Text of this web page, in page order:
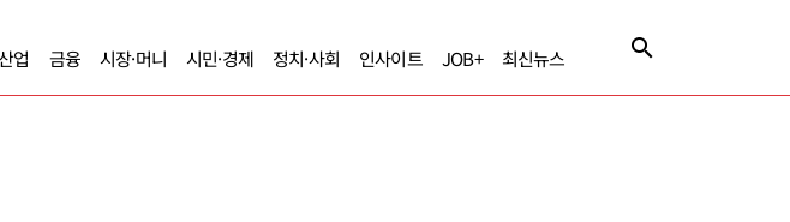
업 금융 시장·머니 시민·경제 정치·사회 인사이트 JOB+ 최신뉴스